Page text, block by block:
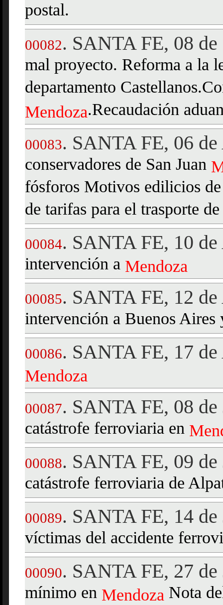
postal.
00082. SANTA FE, 08
mal proyecto. Reforma a la
departamento
Mendoza.Recaudación
00083. SANTA FE, 06
conservadores de San Juan
fósforos Motivos edilicios
de tarifas para el trasporte
00084. SANTA FE, 10
intervención a Mendoza
00085. SANTA FE, 12
intervención a Buenos
00086. SANTA FE, 17
Mendoza
00087. SANTA FE, 08
catástrofe ferroviaria en
00088. SANTA FE, 09
catástrofe ferroviaria de
00089. SANTA FE, 14
víctimas del accidente
00090. SANTA FE, 27
mínimo en Mendoza Nota